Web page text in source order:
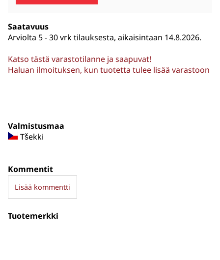
Saatavuus
Arviolta 5 - 30 vrk tilauksesta, aikaisintaan 14.8.2026.
Katso tästä varastotilanne ja saapuvat!
Haluan ilmoituksen, kun tuotetta tulee lisää varastoon
Valmistusmaa
Tšekki
Kommentit
Lisää kommentti
Tuotemerkki